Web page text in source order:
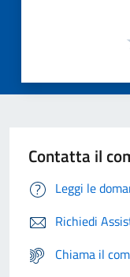
Contatta il
Leggi le
Richiedi
Chiama il